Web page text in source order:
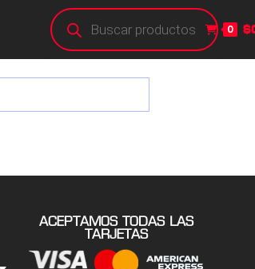
0 $
ACEPTAMOS TODAS LAS
TARJETAS